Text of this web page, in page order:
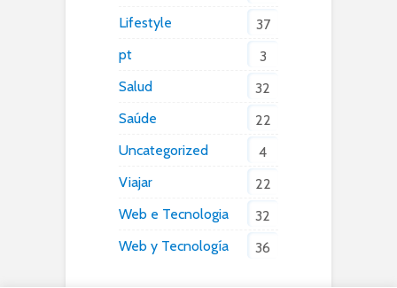
Lifestyle
37
pt
3
Salud
32
Saúde
22
Uncategorized
4
Viajar
22
Web e Tecnologia
32
Web y Tecnología
36